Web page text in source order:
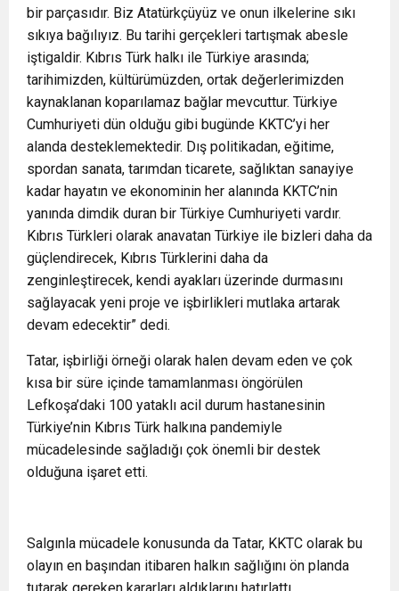
bir parçasıdır. Biz Atatürkçüyüz ve onun ilkelerine sıkı
sıkıya bağılıyız. Bu tarihi gerçekleri tartışmak abesle
iştigaldir. Kıbrıs Türk halkı ile Türkiye arasında;
tarihimizden, kültürümüzden, ortak değerlerimizden
kaynaklanan koparılamaz bağlar mevcuttur. Türkiye
Cumhuriyeti dün olduğu gibi bugünde KKTC’yi her
alanda desteklemektedir. Dış politikadan, eğitime,
spordan sanata, tarımdan ticarete, sağlıktan sanayiye
kadar hayatın ve ekonominin her alanında KKTC’nin
yanında dimdik duran bir Türkiye Cumhuriyeti vardır.
Kıbrıs Türkleri olarak anavatan Türkiye ile bizleri daha da
güçlendirecek, Kıbrıs Türklerini daha da
zenginleştirecek, kendi ayakları üzerinde durmasını
sağlayacak yeni proje ve işbirlikleri mutlaka artarak
devam edecektir” dedi.
Tatar, işbirliği örneği olarak halen devam eden ve çok
kısa bir süre içinde tamamlanması öngörülen
Lefkoşa’daki 100 yataklı acil durum hastanesinin
Türkiye’nin Kıbrıs Türk halkına pandemiyle
mücadelesinde sağladığı çok önemli bir destek
olduğuna işaret etti.
Salgınla mücadele konusunda da Tatar, KKTC olarak bu
olayın en başından itibaren halkın sağlığını ön planda